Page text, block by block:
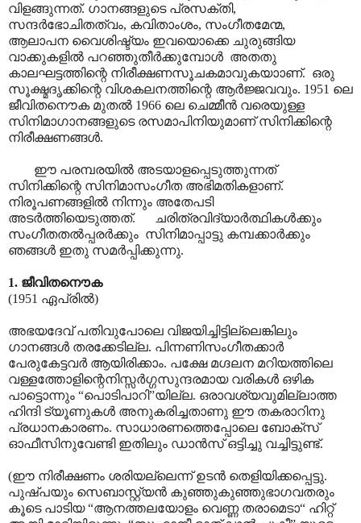
വിളങ്ങുന്നത്. ഗാനങ്ങളുടെ പ്രസക്തി,
സന്ദർഭോചിതത്വം, കവിതാംശം, സംഗീതമേന്മ,
ആലാപന വൈശിഷ്ട്യം ഇവയൊക്കെ ചുരുങ്ങിയ
വാക്കുകളിൽ പറഞ്ഞുതീർക്കുമ്പോൾ അതതു
കാലഘട്ടത്തിന്റെ നിരീക്ഷണസൂചകമാവുകയാ‍ാണ്. ഒരു
സൂക്ഷ്മദൃക്കിന്റെ വിശകലനത്തിന്റെ ആർജ്ജവവും. 1951 ലെ
ജീവിതനൌക മുതൽ 1966 ലെ ചെമ്മീൻ വരെയുള്ള
സിനിമാഗാനങ്ങളുടെ രസമാപിനിയുമാണ് സിനിക്കിന്റെ
നിരീക്ഷണങ്ങൾ.
ഈ പരമ്പരയിൽ അടയാളപ്പെടുത്തുന്നത്
സിനിക്കിന്റെ സിനിമാസംഗീത അഭിമതികളാണ്.
നിരൂപണങ്ങളിൽ നിന്നും അതേപടി
അടർത്തിയെടുത്തത്. ചരിത്രവിദ്യാർത്ഥികൾക്കും
സംഗീതതൽ‌പ്പരർക്കും സിനിമാപ്പാട്ടു കമ്പക്കാർക്കും
ഞങ്ങൾ ഇതു സമർപ്പിക്കുന്നു.
1. ജീവിതനൌക
(1951 ഏപ്രിൽ)
അഭയദേവ് പതിവുപോലെ വിജയിച്ചിട്ടില്ലെങ്കിലും
ഗാനങ്ങൾ തരക്കേടില്ല. പിന്നണിസംഗീതക്കാർ
പേരുകേട്ടവർ ആയിരിക്കാം. പക്ഷേ മഗ്ദലന മറിയത്തിലെ
വള്ളത്തോളിന്റെനിസ്സർഗ്ഗസുന്ദരമായ വരികൾ ഒഴിക
പാട്ടൊന്നും “പൊടിപാറി”യില്ല. ഒരാവശ്യവുമില്ലാത്ത
ഹിന്ദി ട്യൂണുകൾ അനുകരിച്ചതാണു ഈ തകരാറിനു
പ്രധാനകാരണം. സാധാരണത്തെപ്പോലെ ബോക്സ്
ഓഫീസിനുവേണ്ടി ഇതിലും ഡാൻസ് ഒട്ടിച്ചു വച്ചിട്ടുണ്ട്.
(ഈ നിരീക്ഷണം ശരിയല്ലെന്ന് ഉടൻ തെളിയിക്കപ്പെട്ടു.
പുഷ്പയും സെബാസ്റ്റ്യൻ കുഞ്ഞുകുഞ്ഞുഭാഗവതരും
കൂടെ പാടിയ “ആനത്തലയോളം വെണ്ണ തരാമെടാ“ ഹിറ്റ്